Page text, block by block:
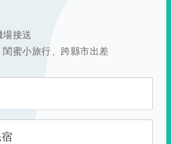
接送
閨蜜小旅行、跨縣市出差